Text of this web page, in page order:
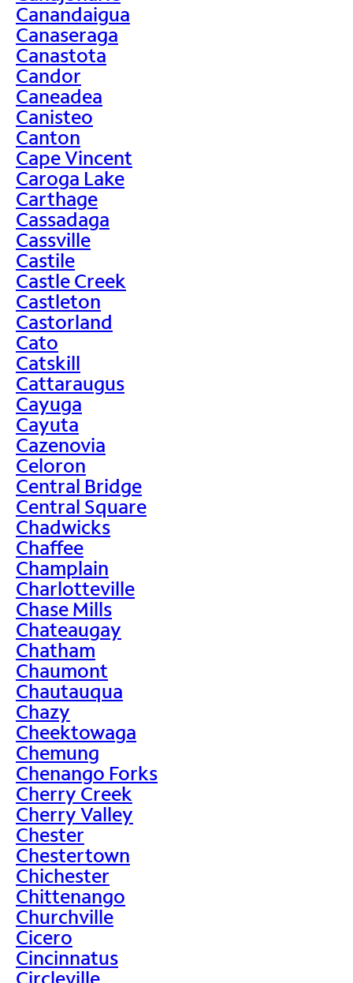
Canandaigua
Canaseraga
Canastota
Candor
Caneadea
Canisteo
Canton
Cape Vincent
Caroga Lake
Carthage
Cassadaga
Cassville
Castile
Castle Creek
Castleton
Castorland
Cato
Catskill
Cattaraugus
Cayuga
Cayuta
Cazenovia
Celoron
Central Bridge
Central Square
Chadwicks
Chaffee
Champlain
Charlotteville
Chase Mills
Chateaugay
Chatham
Chaumont
Chautauqua
Chazy
Cheektowaga
Chemung
Chenango Forks
Cherry Creek
Cherry Valley
Chester
Chestertown
Chichester
Chittenango
Churchville
Cicero
Cincinnatus
Circleville